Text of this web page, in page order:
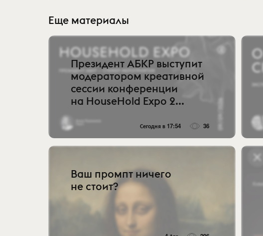
Еще материалы
Президент АБКР выступит
модератором креативной
сессии конференции
на HouseHold Expo 2...
Сегодня в 17:54 36
Ваш промпт ничего
не стоит?